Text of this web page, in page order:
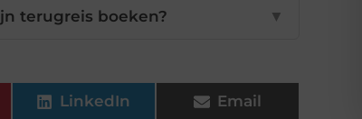
terugreis boeken? ▼
LinkedIn Email